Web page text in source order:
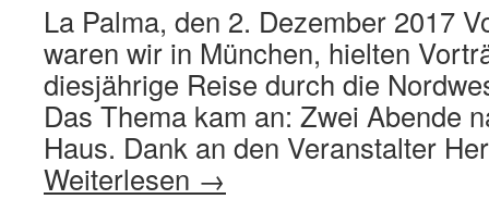
La Palma, den 2. Dezember 2017
waren wir in München, hielten
diesjährige Reise durch die
Das Thema kam an: Zwei Abende
Haus. Dank an den Veranstalter
Weiterlesen →